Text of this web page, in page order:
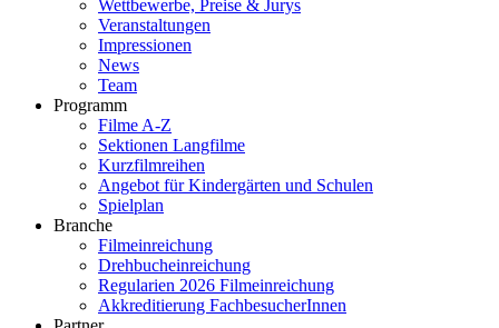
Wettbewerbe, Preise & Jurys
Veranstaltungen
Impressionen
News
Team
Programm
Filme A-Z
Sektionen Langfilme
Kurzfilmreihen
Angebot für Kindergärten und Schulen
Spielplan
Branche
Filmeinreichung
Drehbucheinreichung
Regularien 2026 Filmeinreichung
Akkreditierung FachbesucherInnen